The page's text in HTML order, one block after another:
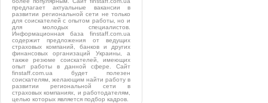
предлагает актуальные вакансии в
развитии региональной сети не только
для соискателей с опытом работы, но и
для молодых специалистов.
Информационная база finstaff.com.ua
содержит предложения от ведущих
страховых компаний, банков и других
финансовых организаций Украины, а
также резюме соискателей, имеющих
опыт работы в данной сфере. Сайт
finstaff.com.ua будет полезен
соискателям, желающим найти работу в
развитии региональной сети в
страховых компаниях, и работодателям,
целью которых является подбор кадров.